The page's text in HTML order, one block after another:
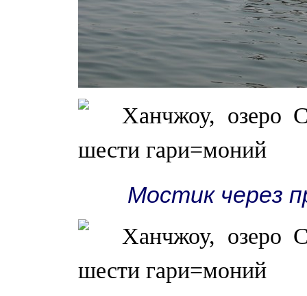
Мостик через